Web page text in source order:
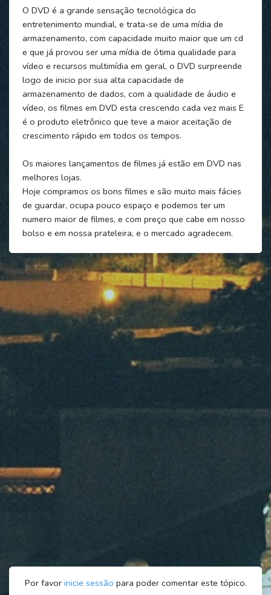
O DVD é a grande sensação tecnológica do
entretenimento mundial, e trata-se de uma mídia de
armazenamento, com capacidade muito maior que um cd
e que já provou ser uma mídia de ótima qualidade para
vídeo e recursos multimídia em geral, o DVD surpreende
logo de inicio por sua alta capacidade de
armazenamento de dados, com a qualidade de áudio e
vídeo, os filmes em DVD esta crescendo cada vez mais E
é o produto eletrônico que teve a maior aceitação de
crescimento rápido em todos os tempos.
Os maiores lançamentos de filmes já estão em DVD nas
melhores lojas.
Hoje compramos os bons filmes e são muito mais fácies
de guardar, ocupa pouco espaço e podemos ter um
numero maior de filmes, e com preço que cabe em nosso
bolso e em nossa prateleira, e o mercado agradecem.
Por favor inicie sessão para poder comentar este tópico.